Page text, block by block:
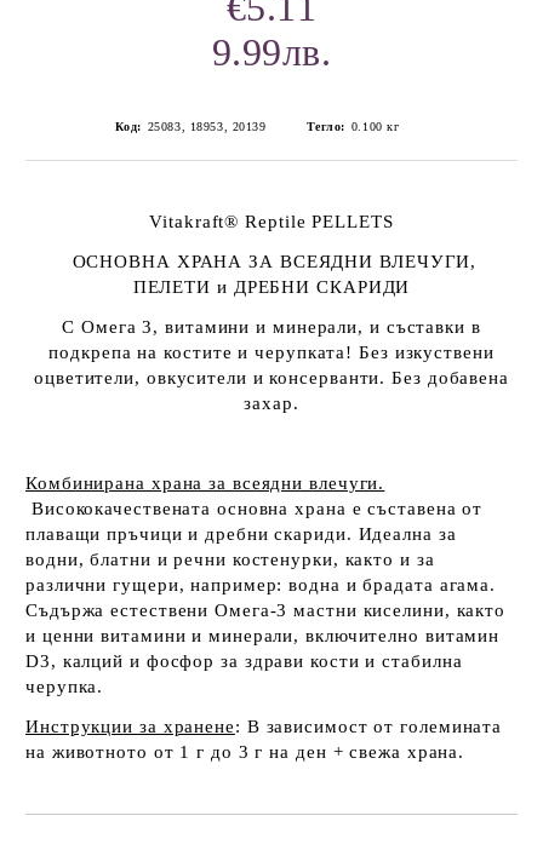
9.99лв.
Код: 25083, 18953, 20139 Тегло: 0.100 кг
Vitakraft® Reptile PELLETS
ОСНОВНА ХРАНА ЗА ВСЕЯДНИ ВЛЕЧУГИ,
ПЕЛЕТИ и ДРЕБНИ СКАРИДИ
С Омега 3, витамини и минерали, и съставки в
подкрепа на костите и черупката! Без изкуствени
оцветители, овкусители и консерванти. Без добавена
захар.
Комбинирана храна за всеядни влечуги.
Висококачествената основна храна е съставена от
плаващи пръчици и дребни скариди. Идеална за
водни, блатни и речни костенурки, както и за
различни гущери, например: водна и брадата агама.
Съдържа естествени Oмега-3 мастни киселини, както
и ценни витамини и минерали, включително витамин
D3, калций и фосфор за здрави кости и стабилна
черупка.
Инструкции за хранене: В зависимост от големината
на животното от 1 г до 3 г на ден + свежа храна.